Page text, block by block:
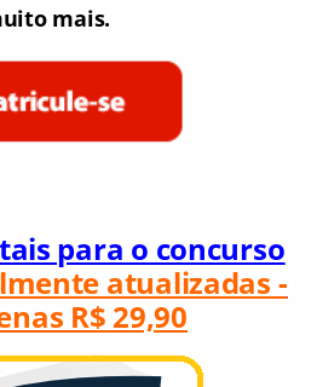
mais.
para o concurso
atualizadas -
R$ 29,90